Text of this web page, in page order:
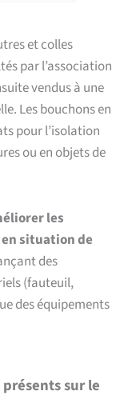
et colles
par l’association
vendus à une
Les bouchons en
pour l’isolation
ou en objets de
les
situation de
des
(fauteuil,
des équipements
sur le